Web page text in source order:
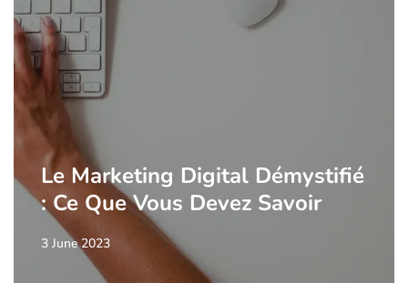
Le Marketing Digital Démystifié
: Ce Que Vous Devez Savoir
3 June 2023